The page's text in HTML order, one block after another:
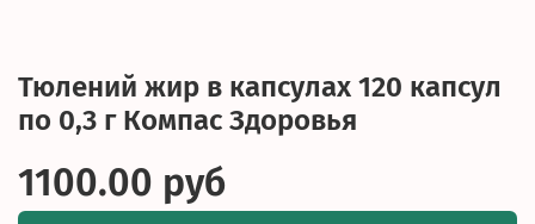
Тюлений жир в капсулах 120 капсул
по 0,3 г Компас Здоровья
1100.00 руб